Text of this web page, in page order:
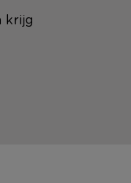
krijg